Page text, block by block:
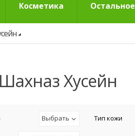
Косметика Остальное
Хусейн
Выбрать Тип кожи